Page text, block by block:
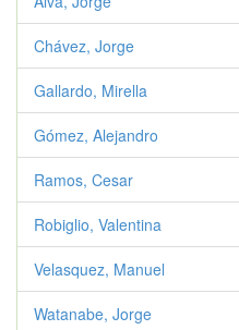
Chávez, Jorge
Gallardo, Mirella
Gómez, Alejandro
Ramos, Cesar
Robiglio, Valentina
Velasquez, Manuel
Watanabe, Jorge